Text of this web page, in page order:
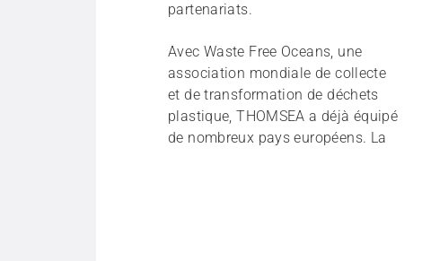
partenariats.
Avec Waste Free Oceans, une
association mondiale de collecte
et de transformation de déchets
plastique, THOMSEA a déjà équipé
de nombreux pays européens. La